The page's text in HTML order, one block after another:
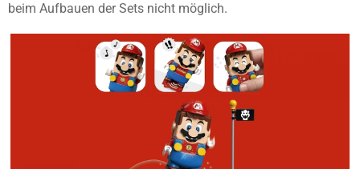
beim Aufbauen der Sets nicht möglich.